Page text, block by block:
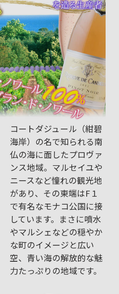
コートダジュール（紺碧
海岸）の名で知られる南
仏の海に面したプロヴァ
ンス地域。マルセイユや
ニースなど憧れの観光地
があり、その東端はF１
で有名なモナコ公国に接
しています。まさに噴水
やマルシェなどの穏やか
な町のイメージと広い
空、青い海の解放的な魅
力たっぷりの地域です。